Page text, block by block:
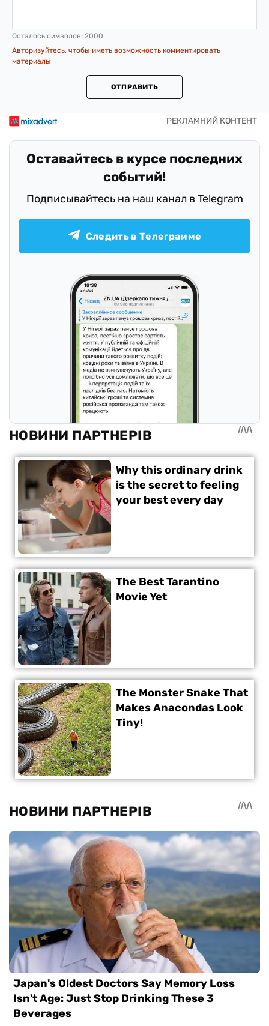
Осталось символов: 2000
Авторизуйтесь, чтобы иметь возможность комментировать
материалы
ОТПРАВИТЬ
Оставайтесь в курсе последних
событий!
Подписывайтесь на наш канал в Telegram
Следить в Телеграмме